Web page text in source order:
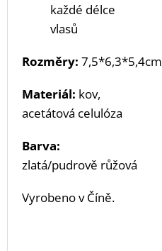
každé délce
vlasů
Rozměry: 7,5*6,3*5,4cm
Materiál: kov,
acetátová celulóza
Barva:
zlatá/pudrově růžová
Vyrobeno v Číně.